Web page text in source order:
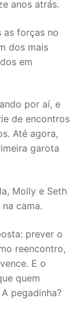
anos atrás.
as forças no
dos mais
em
por aí, e
de encontros
Até agora,
garota
Molly e Seth
cama.
prever o
reencontro,
E o
quem
pegadinha?